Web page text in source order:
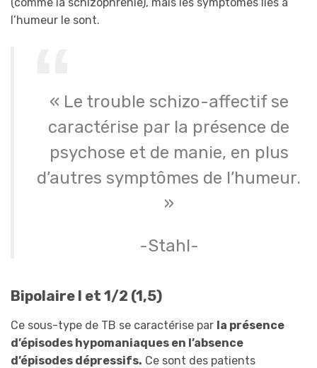
l’humeur le sont.
« Le trouble schizo-affectif se
caractérise par la présence de
psychose et de manie, en plus
d’autres symptômes de l’humeur.
»
-Stahl-
Bipolaire I et 1/2 (1,5)
Ce sous-type de TB se caractérise par la présence
d’épisodes hypomaniaques en l’absence
d’épisodes dépressifs. Ce sont des patients